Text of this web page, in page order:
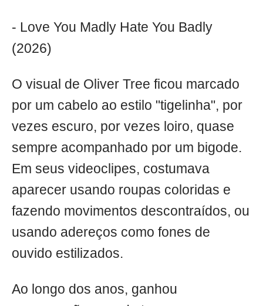
- Love You Madly Hate You Badly
(2026)
O visual de Oliver Tree ficou marcado
por um cabelo ao estilo "tigelinha", por
vezes escuro, por vezes loiro, quase
sempre acompanhado por um bigode.
Em seus videoclipes, costumava
aparecer usando roupas coloridas e
fazendo movimentos descontraídos, ou
usando adereços como fones de
ouvido estilizados.
Ao longo dos anos, ganhou